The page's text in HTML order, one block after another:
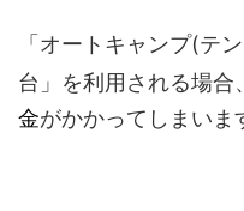
「オートキャンプ(テ
台 」を利用される場合
金がかかってしまいま